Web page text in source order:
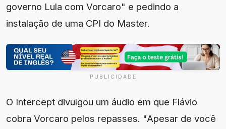
governo Lula com Vorcaro" e pedindo a
instalação de uma CPI do Master.
PUBLICIDADE
O Intercept divulgou um áudio em que Flávio
cobra Vorcaro pelos repasses. "Apesar de você